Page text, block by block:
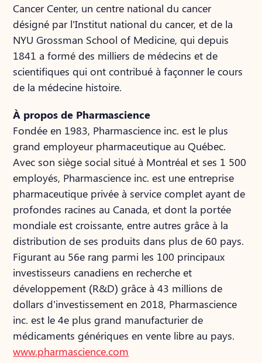
Cancer Center, un centre national du cancer
désigné par l'Institut national du cancer, et de la
NYU Grossman School of Medicine, qui depuis
1841 a formé des milliers de médecins et de
scientifiques qui ont contribué à façonner le cours
de la médecine histoire.
À propos de Pharmascience
Fondée en 1983, Pharmascience inc. est le plus
grand employeur pharmaceutique au Québec.
Avec son siège social situé à Montréal et ses 1 500
employés, Pharmascience inc. est une entreprise
pharmaceutique privée à service complet ayant de
profondes racines au Canada, et dont la portée
mondiale est croissante, entre autres grâce à la
distribution de ses produits dans plus de 60 pays.
Figurant au 56e rang parmi les 100 principaux
investisseurs canadiens en recherche et
développement (R&D) grâce à 43 millions de
dollars d’investissement en 2018, Pharmascience
inc. est le 4e plus grand manufacturier de
médicaments génériques en vente libre au pays.
www.pharmascience.com